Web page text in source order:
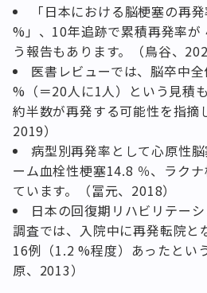
「日本における脳梗塞の再
%」、10年追跡で累積再発率
う報告もあります。（鳥谷、
医書レビューでは、脳卒中
%（＝20人に1人）という見積
約半数が再発する可能性を指摘
2019）
病型別再発率として心原性
ーム血栓性梗塞14.8 ％、ラク
ています。（冨元、2018）
日本の回復期リハビリテー
調査では、入院中に再発転院
16例（1.2 %程度）あったとい
原、2013）